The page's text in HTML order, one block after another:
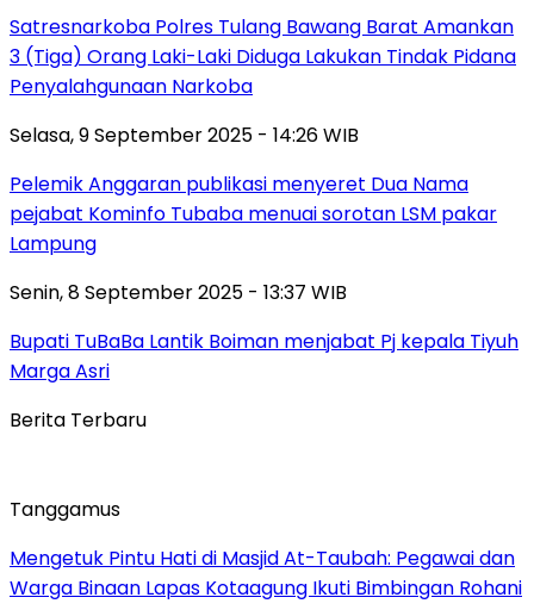
Satresnarkoba Polres Tulang Bawang Barat Amankan
3 (Tiga) Orang Laki-Laki Diduga Lakukan Tindak Pidana
Penyalahgunaan Narkoba
Selasa, 9 September 2025 - 14:26 WIB
Pelemik Anggaran publikasi menyeret Dua Nama
pejabat Kominfo Tubaba menuai sorotan LSM pakar
Lampung
Senin, 8 September 2025 - 13:37 WIB
Bupati TuBaBa Lantik Boiman menjabat Pj kepala Tiyuh
Marga Asri
Berita Terbaru
Tanggamus
Mengetuk Pintu Hati di Masjid At-Taubah: Pegawai dan
Warga Binaan Lapas Kotaagung Ikuti Bimbingan Rohani